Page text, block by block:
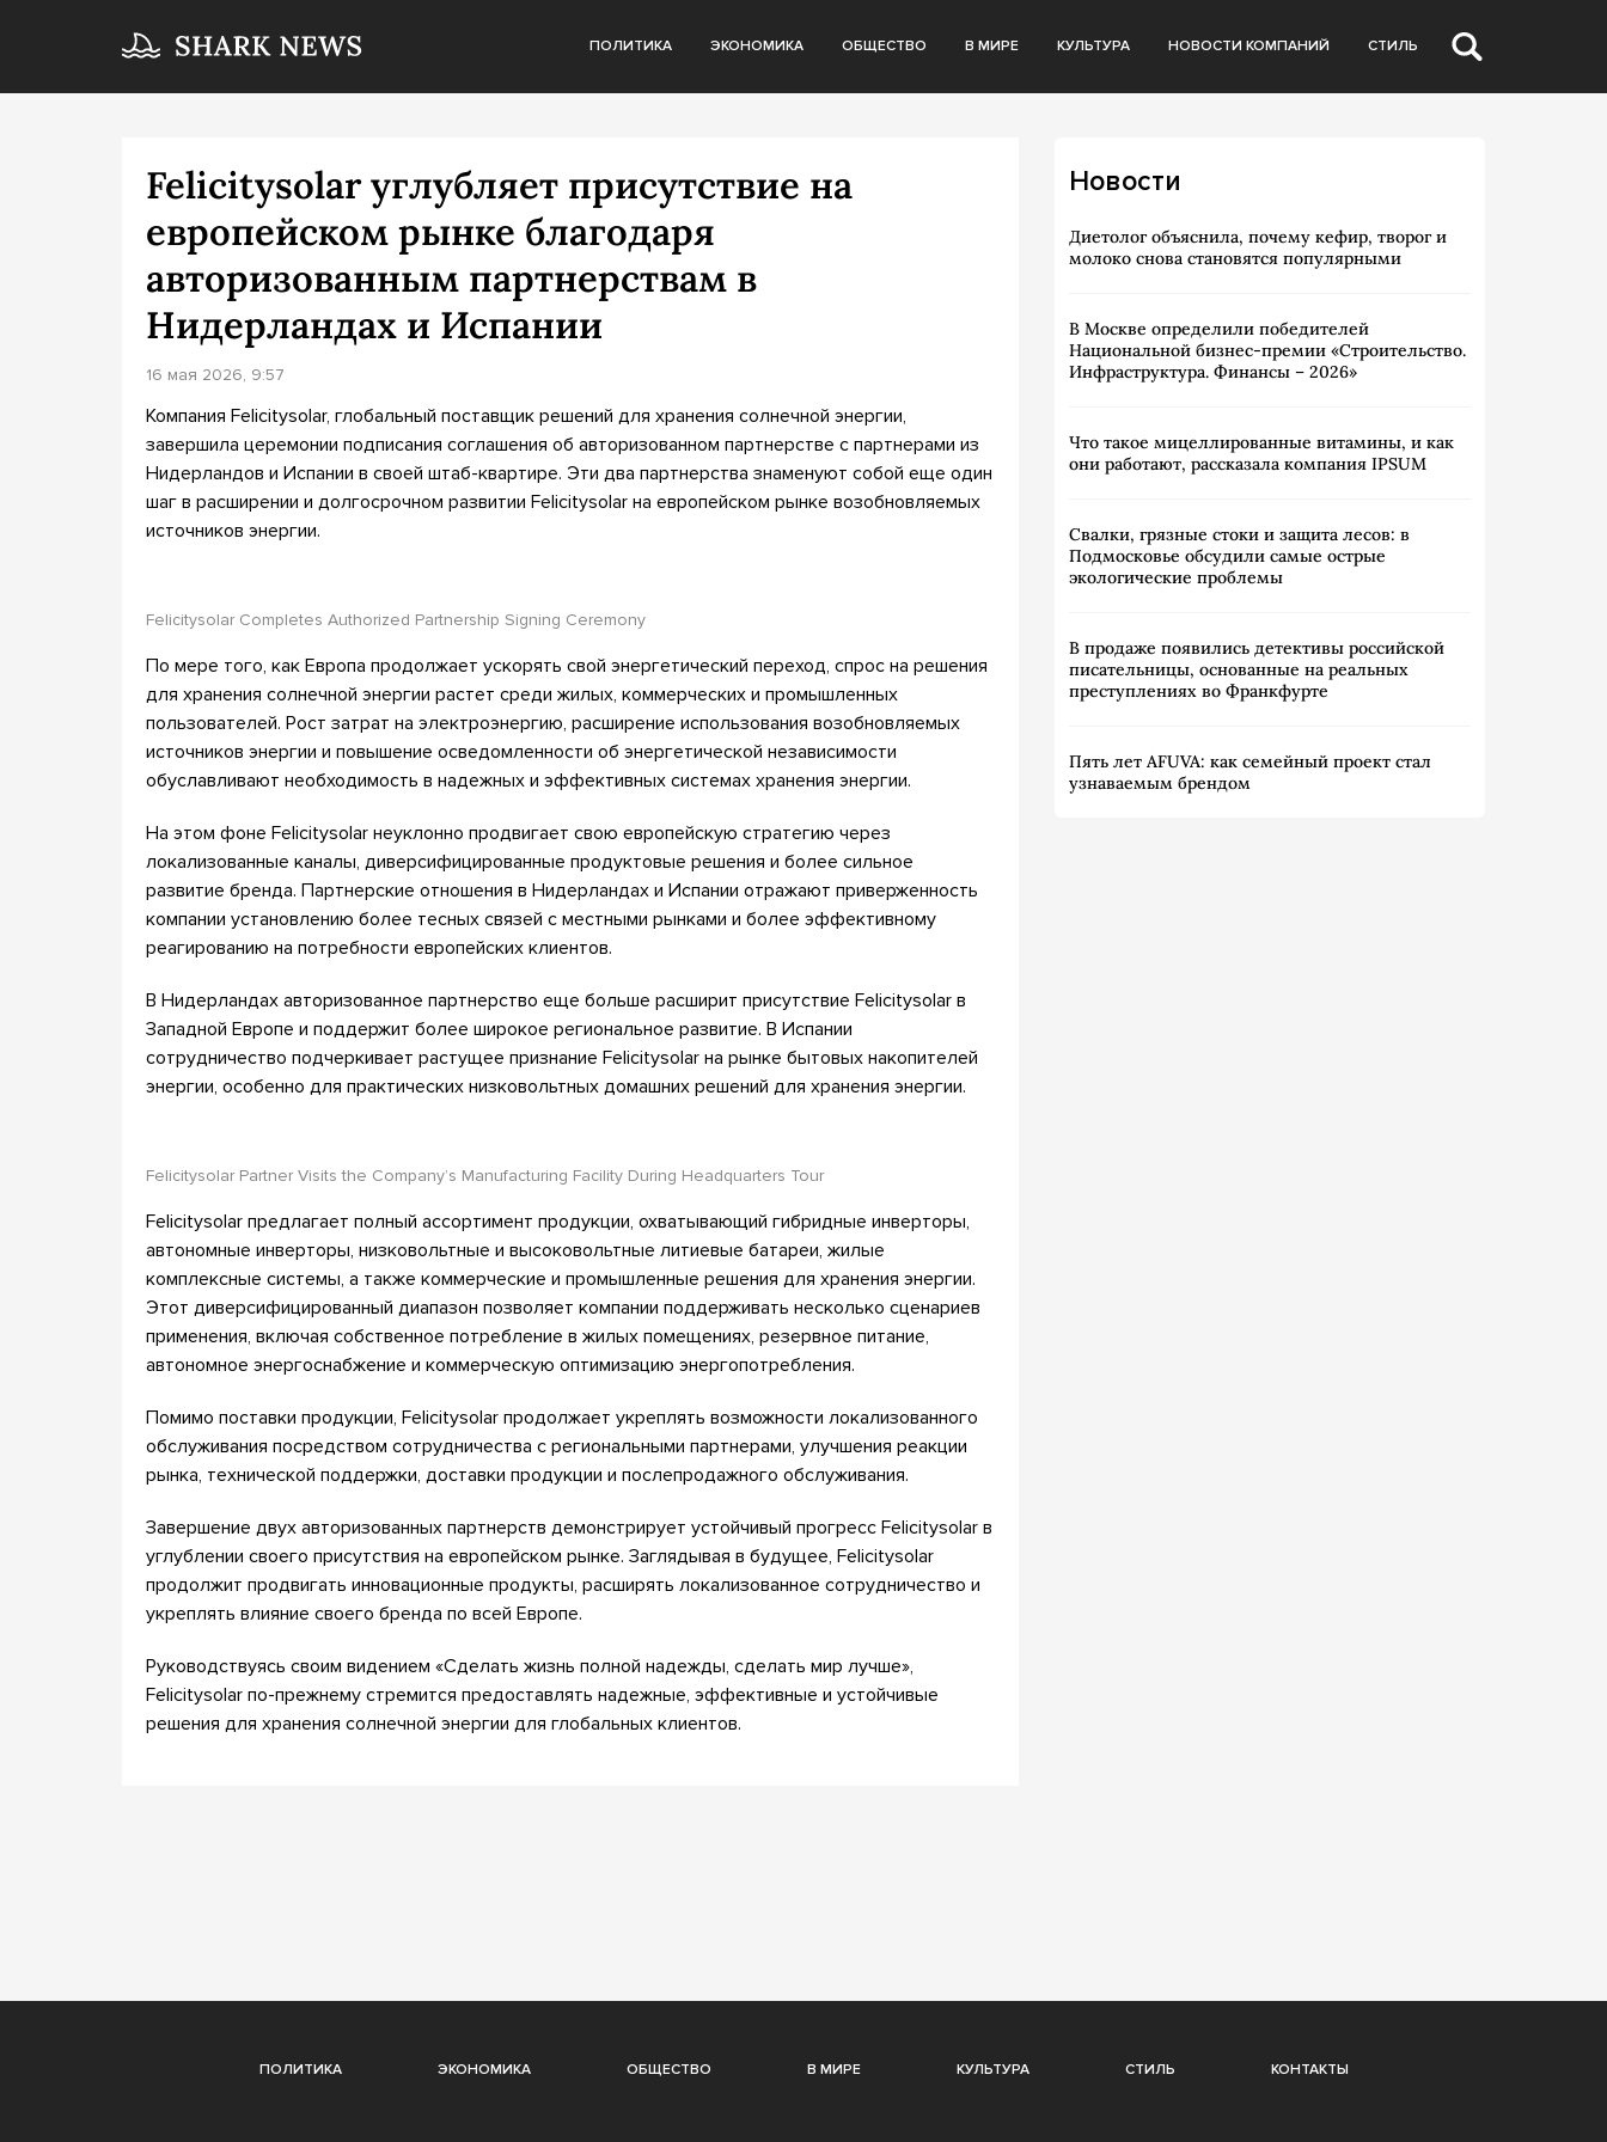
ПОЛИТИКА ЭКОНОМИКА ОБЩЕСТВО В МИРЕ КУЛЬТУРА НОВОСТИ КОМПАНИЙ СТИЛЬ
Felicitysolar углубляет присутствие на
европейском рынке благодаря
авторизованным партнерствам в
Нидерландах и Испании
16 мая 2026, 9:57
Компания Felicitysolar, глобальный поставщик решений для хранения солнечной энергии,
завершила церемонии подписания соглашения об авторизованном партнерстве с партнерами из
Нидерландов и Испании в своей штаб-квартире. Эти два партнерства знаменуют собой еще один
шаг в расширении и долгосрочном развитии Felicitysolar на европейском рынке возобновляемых
источников энергии.
Felicitysolar Completes Authorized Partnership Signing Ceremony
По мере того, как Европа продолжает ускорять свой энергетический переход, спрос на решения
для хранения солнечной энергии растет среди жилых, коммерческих и промышленных
пользователей. Рост затрат на электроэнергию, расширение использования возобновляемых
источников энергии и повышение осведомленности об энергетической независимости
обуславливают необходимость в надежных и эффективных системах хранения энергии.
На этом фоне Felicitysolar неуклонно продвигает свою европейскую стратегию через
локализованные каналы, диверсифицированные продуктовые решения и более сильное
развитие бренда. Партнерские отношения в Нидерландах и Испании отражают приверженность
компании установлению более тесных связей с местными рынками и более эффективному
реагированию на потребности европейских клиентов.
В Нидерландах авторизованное партнерство еще больше расширит присутствие Felicitysolar в
Западной Европе и поддержит более широкое региональное развитие. В Испании
сотрудничество подчеркивает растущее признание Felicitysolar на рынке бытовых накопителей
энергии, особенно для практических низковольтных домашних решений для хранения энергии.
Felicitysolar Partner Visits the Company’s Manufacturing Facility During Headquarters Tour
Felicitysolar предлагает полный ассортимент продукции, охватывающий гибридные инверторы,
автономные инверторы, низковольтные и высоковольтные литиевые батареи, жилые
комплексные системы, а также коммерческие и промышленные решения для хранения энергии.
Этот диверсифицированный диапазон позволяет компании поддерживать несколько сценариев
применения, включая собственное потребление в жилых помещениях, резервное питание,
автономное энергоснабжение и коммерческую оптимизацию энергопотребления.
Помимо поставки продукции, Felicitysolar продолжает укреплять возможности локализованного
обслуживания посредством сотрудничества с региональными партнерами, улучшения реакции
рынка, технической поддержки, доставки продукции и послепродажного обслуживания.
Завершение двух авторизованных партнерств демонстрирует устойчивый прогресс Felicitysolar в
углублении своего присутствия на европейском рынке. Заглядывая в будущее, Felicitysolar
продолжит продвигать инновационные продукты, расширять локализованное сотрудничество и
укреплять влияние своего бренда по всей Европе.
Руководствуясь своим видением «Сделать жизнь полной надежды, сделать мир лучше»,
Felicitysolar по-прежнему стремится предоставлять надежные, эффективные и устойчивые
решения для хранения солнечной энергии для глобальных клиентов.
Новости
Диетолог объяснила, почему кефир, творог и
молоко снова становятся популярными
В Москве определили победителей
Национальной бизнес-премии «Строительство.
Инфраструктура. Финансы – 2026»
Что такое мицеллированные витамины, и как
они работают, рассказала компания IPSUM
Свалки, грязные стоки и защита лесов: в
Подмосковье обсудили самые острые
экологические проблемы
В продаже появились детективы российской
писательницы, основанные на реальных
преступлениях во Франкфурте
Пять лет AFUVA: как семейный проект стал
узнаваемым брендом
ПОЛИТИКА ЭКОНОМИКА ОБЩЕСТВО В МИРЕ КУЛЬТУРА СТИЛЬ КОНТАКТЫ